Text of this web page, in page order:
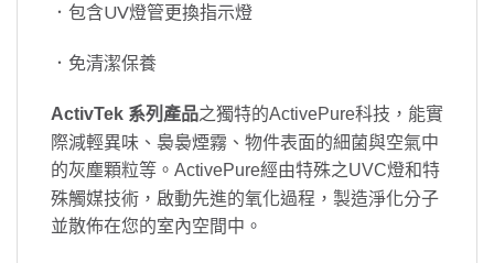
．包含UV燈管更換指示燈
．免清潔保養
ActivTek 系列產品之獨特的ActivePure科技， 能實
際減輕異味、裊裊煙霧、物件表面的細菌與空氣中
的灰塵顆粒等。 ActivePure經由特殊之UVC燈和特
殊觸媒技術，啟動先進的氧化過程，製造淨化分子
並散佈在您的室內空間中。